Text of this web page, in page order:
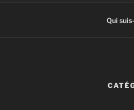
Qui